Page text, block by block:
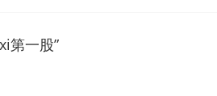
第一股”